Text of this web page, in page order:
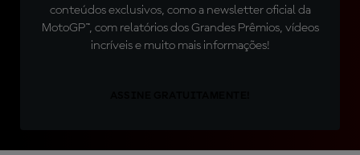
conteúdos exclusivos, como a newsletter oficial da
MotoGP™, com relatórios dos Grandes Prêmios, vídeos
incríveis e muito mais informações!